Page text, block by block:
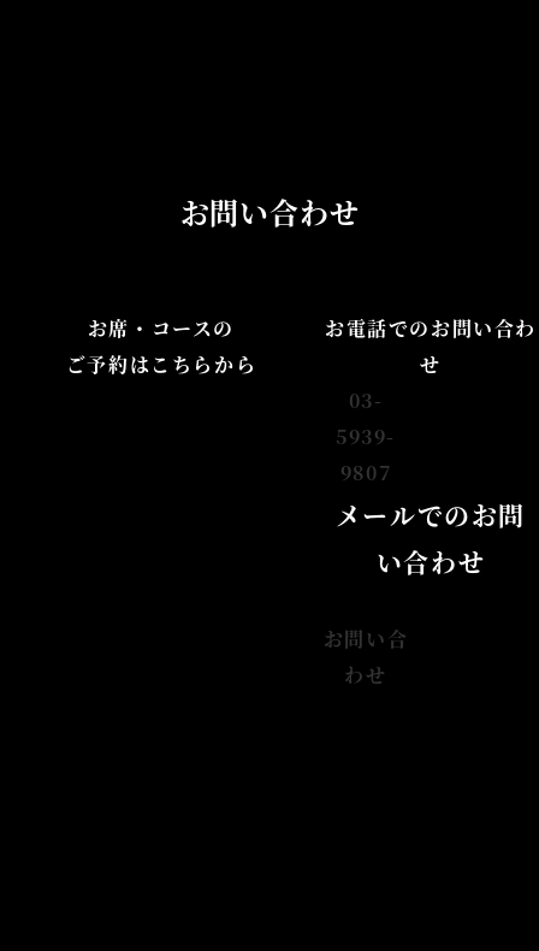
お問い合わせ
お席・コースの
ご予約はこちらから
お電話でのお問い合わ
せ
03-
5939-
9807
メールでのお問
い合わせ
お問い合
わせ